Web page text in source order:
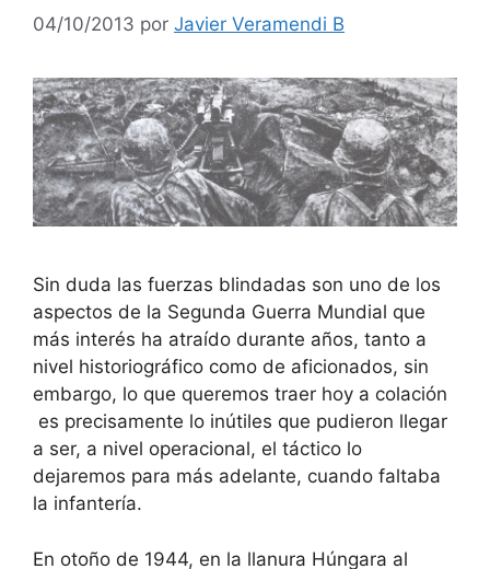
04/10/2013 por Javier Veramendi B
Sin duda las fuerzas blindadas son uno de los
aspectos de la Segunda Guerra Mundial que
más interés ha atraído durante años, tanto a
nivel historiográfico como de aficionados, sin
embargo, lo que queremos traer hoy a colación
es precisamente lo inútiles que pudieron llegar
a ser, a nivel operacional, el táctico lo
dejaremos para más adelante, cuando faltaba
la infantería.
En otoño de 1944, en la llanura Húngara al